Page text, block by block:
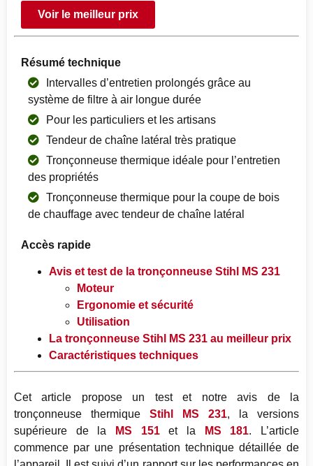
Voir le meilleur prix
Résumé technique
Intervalles d’entretien prolongés grâce au
système de filtre à air longue durée
Pour les particuliers et les artisans
Tendeur de chaîne latéral très pratique
Tronçonneuse thermique idéale pour l’entretien
des propriétés
Tronçonneuse thermique pour la coupe de bois
de chauffage avec tendeur de chaîne latéral
Accès rapide
Avis et test de la tronçonneuse Stihl MS 231
Moteur
Ergonomie et sécurité
Utilisation
La tronçonneuse Stihl MS 231 au meilleur prix
Caractéristiques techniques
Cet article propose un test et notre avis de la
tronçonneuse thermique Stihl MS 231, la versions
supérieure de la
MS 151et la MS 181. L’article
commence par une présentation technique détaillée de